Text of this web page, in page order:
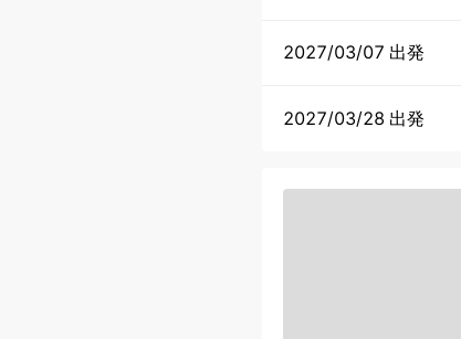
2027/03/07 出発
2027/03/28 出発